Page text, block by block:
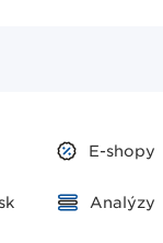
E-shopy
Analýzy